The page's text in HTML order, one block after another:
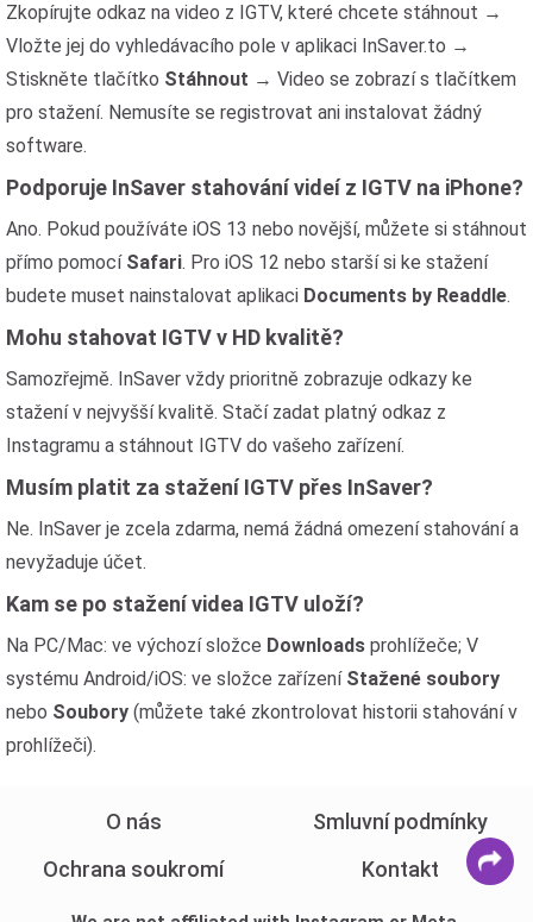
Zkopírujte odkaz na video z IGTV, které chcete stáhnout →
Vložte jej do vyhledávacího pole v aplikaci InSaver.to →
Stiskněte tlačítko Stáhnout → Video se zobrazí s tlačítkem
pro stažení. Nemusíte se registrovat ani instalovat žádný
software.
Podporuje InSaver stahování videí z IGTV na iPhone?
Ano. Pokud používáte iOS 13 nebo novější, můžete si stáhnout
přímo pomocí Safari. Pro iOS 12 nebo starší si ke stažení
budete muset nainstalovat aplikaci Documents by Readdle.
Mohu stahovat IGTV v HD kvalitě?
Samozřejmě. InSaver vždy prioritně zobrazuje odkazy ke
stažení v nejvyšší kvalitě. Stačí zadat platný odkaz z
Instagramu a stáhnout IGTV do vašeho zařízení.
Musím platit za stažení IGTV přes InSaver?
Ne. InSaver je zcela zdarma, nemá žádná omezení stahování a
nevyžaduje účet.
Kam se po stažení videa IGTV uloží?
Na PC/Mac: ve výchozí složce Downloads prohlížeče; V
systému Android/iOS: ve složce zařízení Stažené soubory
nebo Soubory (můžete také zkontrolovat historii stahování v
prohlížeči).
O nás
Smluvní podmínky
Ochrana soukromí
Kontakt